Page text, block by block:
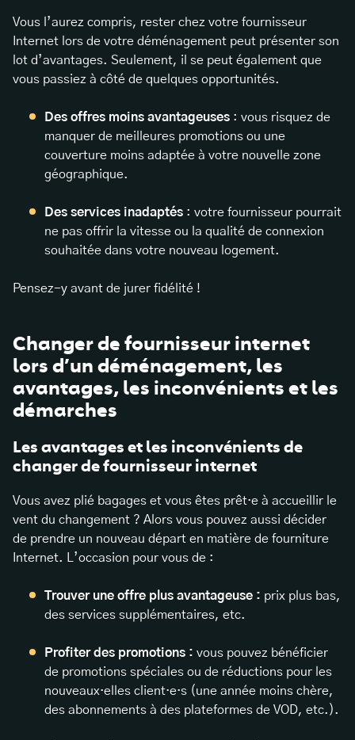
Vous l’aurez compris, rester chez votre fournisseur
Internet lors de votre déménagement peut présenter son
lot d’avantages. Seulement, il se peut également que
vous passiez à côté de quelques opportunités.
Des offres moins avantageuses : vous risquez de
manquer de meilleures promotions ou une
couverture moins adaptée à votre nouvelle zone
géographique.
Des services inadaptés : votre fournisseur pourrait
ne pas offrir la vitesse ou la qualité de connexion
souhaitée dans votre nouveau logement.
Pensez-y avant de jurer fidélité !
Changer de fournisseur internet
lors d’un déménagement, les
avantages, les inconvénients et les
démarches
Les avantages et les inconvénients de
changer de fournisseur internet
Vous avez plié bagages et vous êtes prêt·e à accueillir le
vent du changement ? Alors vous pouvez aussi décider
de prendre un nouveau départ en matière de fourniture
Internet. L’occasion pour vous de :
Trouver une offre plus avantageuse : prix plus bas,
des services supplémentaires, etc.
Profiter des promotions : vous pouvez bénéficier
de promotions spéciales ou de réductions pour les
nouveaux·elles client·e·s (une année moins chère,
des abonnements à des plateformes de VOD, etc.).